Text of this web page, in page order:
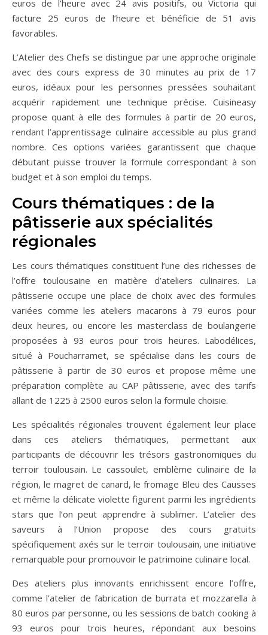
euros de l’heure avec 24 avis positifs, ou Victoria qui
facture 25 euros de l’heure et bénéficie de 51 avis
favorables.
L’Atelier des Chefs se distingue par une approche originale
avec des cours express de 30 minutes au prix de 17
euros, idéaux pour les personnes pressées souhaitant
acquérir rapidement une technique précise. Cuisineasy
propose quant à elle des formules à partir de 20 euros,
rendant l’apprentissage culinaire accessible au plus grand
nombre. Ces options variées garantissent que chaque
débutant puisse trouver la formule correspondant à son
budget et à son emploi du temps.
Cours thématiques : de la
pâtisserie aux spécialités
régionales
Les cours thématiques constituent l’une des richesses de
l’offre toulousaine en matière d’ateliers culinaires. La
pâtisserie occupe une place de choix avec des formules
variées comme les ateliers macarons à 79 euros pour
deux heures, ou encore les masterclass de boulangerie
proposées à 93 euros pour trois heures. Labodélices,
situé à Poucharramet, se spécialise dans les cours de
pâtisserie à partir de 30 euros et propose même une
préparation complète au CAP pâtisserie, avec des tarifs
allant de 1225 à 2500 euros selon la formule choisie.
Les spécialités régionales trouvent également leur place
dans ces ateliers thématiques, permettant aux
participants de découvrir les trésors gastronomiques du
terroir toulousain. Le cassoulet, emblème culinaire de la
région, le magret de canard, le fromage Bleu des Causses
et même la délicate violette figurent parmi les ingrédients
stars que l’on peut apprendre à sublimer. L’atelier des
saveurs à l’Union propose des cours gratuits
spécifiquement axés sur le terroir toulousain, une initiative
remarquable pour promouvoir le patrimoine culinaire local.
Des ateliers plus innovants enrichissent encore l’offre,
comme l’atelier de fabrication de burrata et mozzarella à
80 euros par personne, ou les sessions de batch cooking à
93 euros pour trois heures, répondant aux besoins